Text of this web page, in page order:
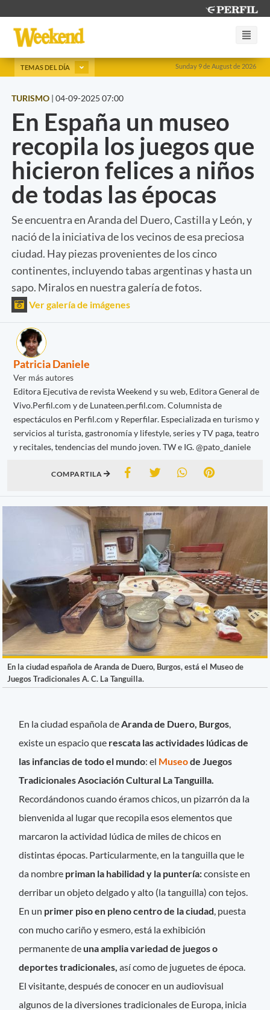
Sunday 9 de August de 2026
TEMAS DEL DÍA
TURISMO | 04-09-2025 07:00
En España un museo
recopila los juegos que
hicieron felices a niños
de todas las épocas
Se encuentra en Aranda del Duero, Castilla y León, y
nació de la iniciativa de los vecinos de esa preciosa
ciudad. Hay piezas provenientes de los cinco
continentes, incluyendo tabas argentinas y hasta un
sapo. Miralos en nuestra galería de fotos.
Ver galería de imágenes
Patricia Daniele
Ver más autores
Editora Ejecutiva de revista Weekend y su web, Editora General de
Vivo.Perfil.com y de Lunateen.perfil.com. Columnista de
espectáculos en Perfil.com y Reperfilar. Especializada en turismo y
servicios al turista, gastronomía y lifestyle, series y TV paga, teatro
y recitales, tendencias del mundo joven. TW e IG. @pato_daniele
COMPARTILA
En la ciudad española de Aranda de Duero, Burgos, está el Museo de
Juegos Tradicionales A. C. La Tanguilla.
En la ciudad española de Aranda de Duero, Burgos
existe un espacio que rescata las actividades lúdicas de
las infancias de todo el mundo: el Museode Juegos
Tradicionales Asociación Cultural La Tanguilla.
Recordándonos cuando éramos chicos, un pizarrón da la
bienvenida al lugar que recopila esos elementos que
marcaron la actividad lúdica de miles de chicos en
distintas épocas. Particularmente, en la tanguilla que le
da nombre priman la habilidad y la puntería:consiste en
derribar un objeto delgado y alto (la tanguilla) con tejos.
En un primer piso en pleno centro de la ciudad , puesta
con mucho cariño y esmero, está la exhibición
permanente de una amplia variedad de juegos o
deportes tradicionales, así como de juguetes de época.
El visitante, después de conocer en un audiovisual
algunos de la diversiones tradicionales de Europa, inicia